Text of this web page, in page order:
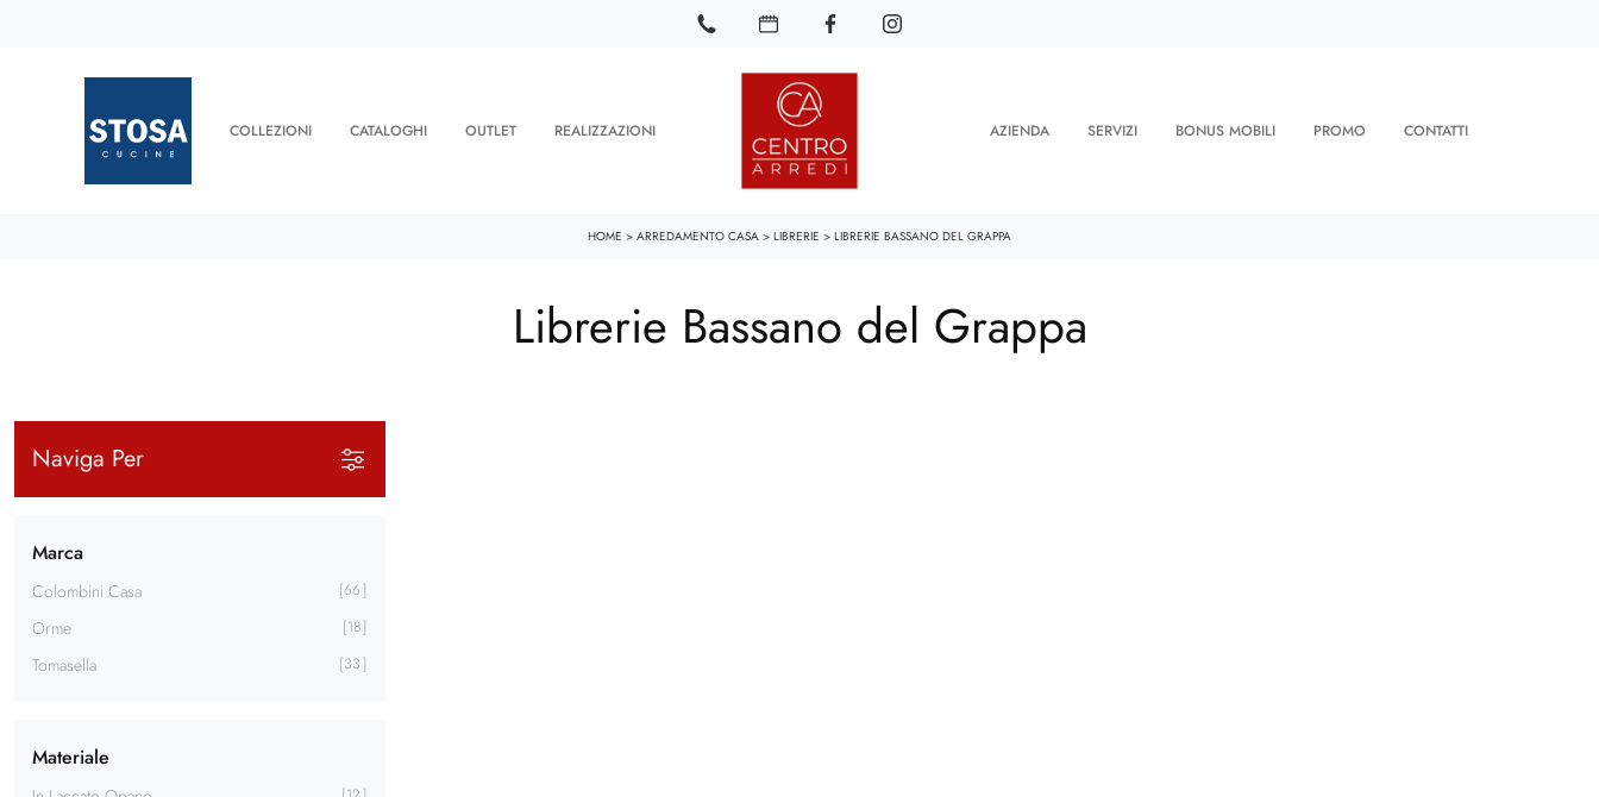
COLLEZIONI CATALOGHI OUTLET REALIZZAZIONI AZIENDA SERVIZI BONUS MOBILI PROMO CONTATTI
HOME > ARREDAMENTO CASA > LIBRERIE > LIBRERIE BASSANO DEL GRAPPA
Librerie Bassano del Grappa
Naviga Per
Marca
Colombini Casa 66
Orme 18
Tomasella 33
Materiale